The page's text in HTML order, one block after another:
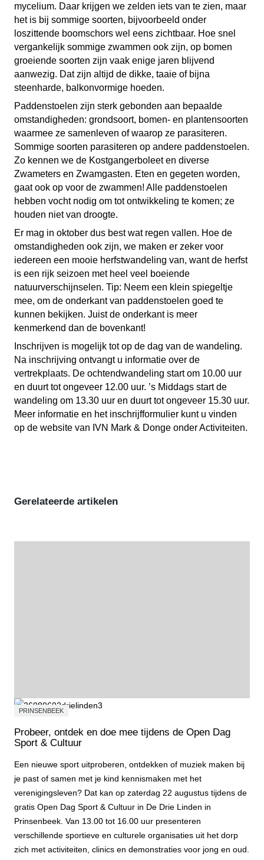
mycelium. Daar krijgen we zelden iets van te zien, maar
het is bij sommige soorten, bijvoorbeeld onder
loszittende boomschors wel eens zichtbaar. Hoe snel
vergankelijk sommige zwammen ook zijn, op bomen
groeiende soorten zijn vaak enige jaren blijvend
aanwezig. Dat zijn altijd de dikke, taaie of bijna
steenharde, balkonvormige hoeden.
Paddenstoelen zijn sterk gebonden aan bepaalde
omstandigheden: grondsoort, bomen- en plantensoorten
waarmee ze samenleven of waarop ze parasiteren.
Sommige soorten parasiteren op andere paddenstoelen.
Zo kennen we de Kostgangerboleet en diverse
Zwameters en Zwamgasten. Eten en gegeten worden,
gaat ook op voor de zwammen! Alle paddenstoelen
hebben vocht nodig om tot ontwikkeling te komen; ze
houden niet van droogte.
Er mag in oktober dus best wat regen vallen. Hoe de
omstandigheden ook zijn, we maken er zeker voor
iedereen een mooie herfstwandeling van, want de herfst
is een rijk seizoen met heel veel boeiende
natuurverschijnselen. Tip: Neem een klein spiegeltje
mee, om de onderkant van paddenstoelen goed te
kunnen bekijken. Juist de onderkant is meer
kenmerkend dan de bovenkant!
Inschrijven is mogelijk tot op de dag van de wandeling.
Na inschrijving ontvangt u informatie over de
vertrekplaats. De ochtendwandeling start om 10.00 uur
en duurt tot ongeveer 12.00 uur. ’s Middags start de
wandeling om 13.30 uur en duurt tot ongeveer 15.30 uur.
Meer informatie en het inschrijfformulier kunt u vinden
op de website van IVN Mark & Donge onder Activiteiten.
Gerelateerde artikelen
PRINSENBEEK
Probeer, ontdek en doe mee tijdens de Open Dag
Sport & Cultuur
Een nieuwe sport uitproberen, ontdekken of muziek maken bij
je past of samen met je kind kennismaken met het
verenigingsleven? Dat kan op zaterdag 22 augustus tijdens de
gratis Open Dag Sport & Cultuur in De Drie Linden in
Prinsenbeek. Van 13.00 tot 16.00 uur presenteren
verschillende sportieve en culturele organisaties uit het dorp
zich met activiteiten, clinics en demonstraties voor jong en oud.